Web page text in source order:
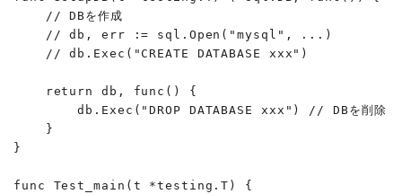
    // DBを作成
    // db, err := sql.Open("mysql", ...)
    // db.Exec("CREATE DATABASE xxx")
    return db, func() {
        db.Exec("DROP DATABASE xxx") // DBを削除
    }
}
func Test_main(t *testing.T) {